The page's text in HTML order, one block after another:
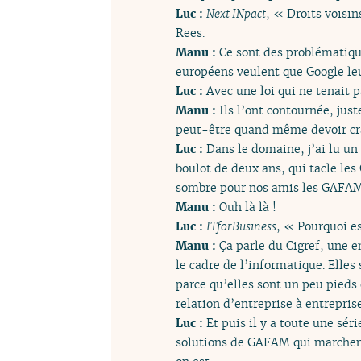
Luc : Next INpact, « Droits
Rees.
Manu : Ce sont des
européens veulent que Google
Luc : Avec une loi qui ne tenait
Manu : Ils l’ont contournée,
peut-être quand même devoir
Luc : Dans le domaine, j’ai lu
boulot de deux ans, qui tacle
sombre pour nos amis les
Manu : Ouh là là !
Luc : ITforBusiness, « Pourquoi
Manu : Ça parle du Cigref, une
le cadre de l’informatique.
parce qu’elles sont un peu
relation d’entreprise à
Luc : Et puis il y a toute une
solutions de GAFAM qui